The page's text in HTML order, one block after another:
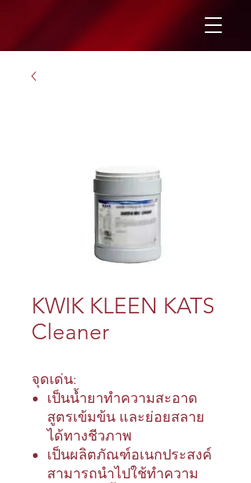
KWIK KLEEN KATS
Cleaner
จุดเด่น:
เป็นน้ำยาทำความสะอาด
สูตรเข้มข้น และย่อยสลาย
ได้ทางชีวภาพ
เป็นผลิตภัณฑ์อเนกประสงค์
สามารถนำไปใช้ทำความ